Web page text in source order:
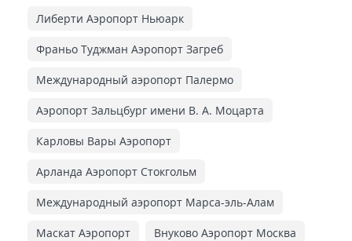
Либерти Аэропорт Ньюарк
Франьо Туджман Аэропорт Загреб
Международный аэропорт Палермо
Аэропорт Зальцбург имени В. А. Моцарта
Карловы Вары Аэропорт
Арланда Аэропорт Стокгольм
Международный аэропорт Марса-эль-Алам
Маскат Аэропорт Внуково Аэропорт Москва